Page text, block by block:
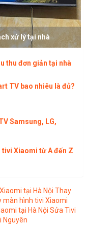
xử lý tại nhà
thu đơn giản tại nhà
TV bao nhiêu là đủ?
Samsung, LG,
tivi Xiaomi từ A đến Z
tại Hà Nội Thay
màn hình tivi Xiaomi
tại Hà Nội Sửa Tivi
Nguyên